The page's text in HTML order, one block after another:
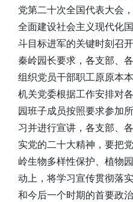
党第二十次全国代表大会
全面建设社会主义现代化
斗目标进军的关键时刻召
秦岭园长要求，各支部、
组织党员干部职工原原本
机关党委根据工作安排对
园班子成员按照要求参加
习并进行宣讲，各支部、
实党的二十大精神，要把
岭生物多样性保护、植物
动上，将学习宣传贯彻落
和今后一个时期的首要政